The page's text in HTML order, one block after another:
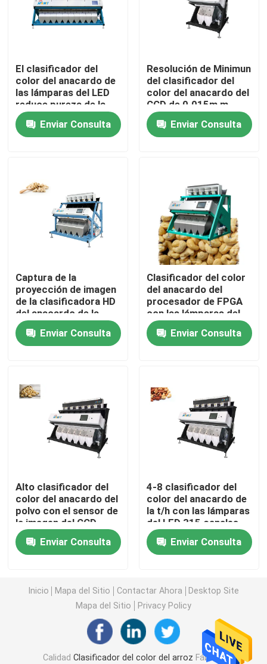
Productos
Sobre nosotros
Control de calidad
Éntrenos en contacto con
Noticias
Pida una cita
clasificador del color del grano
Clasificador del color del trigo
clasificador del color del cacahuete
Los granos de café colorean el clasificador
clasificador del color del sésamo
Clasificador Nuts del color
El clasificador del
color del anacardo de
las lámparas del LED
reduce pureza de la
tarifa 99,9% de la
fracturaEnviar Consulta
Resolución de Minimun
del clasificador del
color del anacardo del
CCD de 0.015m m
Enviar Consulta
Captura de la
proyección de imagen
de la clasificadora HD
del anacardo de la
fuente de luz del LED
Enviar Consulta
Clasificador del color
del anacardo del
procesador de FPGA
con las lámparas del
LED
Enviar Consulta
Alto clasificador del
color del anacardo del
polvo con el sensor de
la imagen del CCD
Enviar Consulta
4-8 clasificador del
color del anacardo de
la t/h con las lámparas
del LED 315 canales
Enviar Consulta
Inicio Mapa del Sitio Contactar Ahora
Desktop Site
Mapa del Sitio
Privacy Policy
CalidadClasificador del color del arroz Fábrica